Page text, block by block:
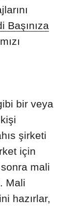
Başınıza
bir veya
şirketi
için
mali
Mali
hazırlar,